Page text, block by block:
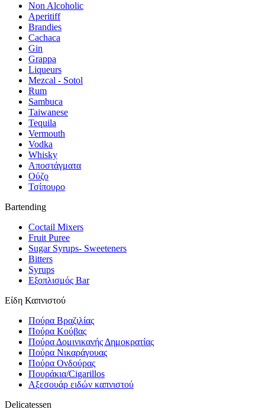
Non Alcoholic
Aperitiff
Brandies
Cachaca
Gin
Grappa
Liqueurs
Mezcal - Sotol
Rum
Sambuca
Taiwanese
Tequila
Vermouth
Vodka
Whisky
Αποστάγματα
Ούζο
Τσίπουρο
Bartending
Coctail Mixers
Fruit Puree
Sugar Syrups- Sweeteners
Bitters
Syrups
Εξοπλισμός Bar
Είδη Καπνιστού
Πούρα Βραζιλίας
Πούρα Κούβας
Πούρα Δομινικανής Δημοκρατίας
Πούρα Νικαράγουας
Πούρα Ονδούρας
Πουράκια/Cigarillos
Αξεσουάρ ειδών καπνιστού
Delicatessen